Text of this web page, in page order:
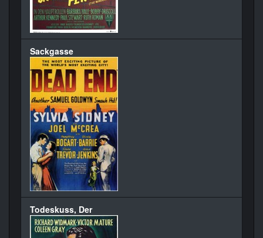
Sackgasse
Todeskuss, Der